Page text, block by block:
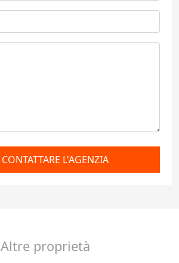
CONTATTARE L'AGENZIA
Altre proprietà